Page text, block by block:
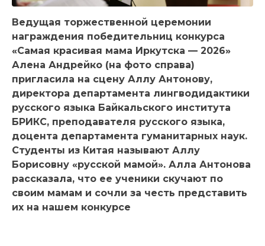
Ведущая торжественной церемонии
награждения победительниц конкурса
«Самая красивая мама Иркутска — 2026»
Алена Андрейко (на фото справа)
пригласила на сцену Аллу Антонову,
директора департамента лингводидактики
русского языка Байкальского института
БРИКС, преподавателя русского языка,
доцента департамента гуманитарных наук.
Студенты из Китая называют Аллу
Борисовну «русской мамой». Алла Антонова
рассказала, что ее ученики скучают по
своим мамам и сочли за честь представить
их на нашем конкурсе